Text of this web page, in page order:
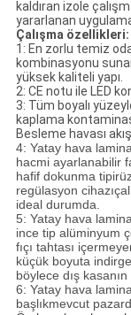
kaldıran izole
yararlanan
Çalışma özellikleri:
1: En zorlu temiz
kombinasyonu
yüksek kaliteli yapı.
2: CE notu ile LED
3: Tüm boyalı
kaplama
Besleme havası
4: Yatay hava
hacmi ayarlanabilir
hafif dokunma tipi
regülasyon cihazı
ideal durumda.
5: Yatay hava
ince tip alüminyum
fıçı tahtası
küçük boyuta
böylece dış
6: Yatay hava
başlıkmevcut